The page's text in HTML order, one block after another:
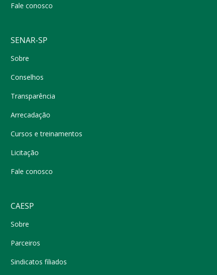
Fale conosco
SENAR-SP
Sobre
Conselhos
Transparência
Arrecadação
Cursos e treinamentos
Licitação
Fale conosco
CAESP
Sobre
Parceiros
Sindicatos filiados